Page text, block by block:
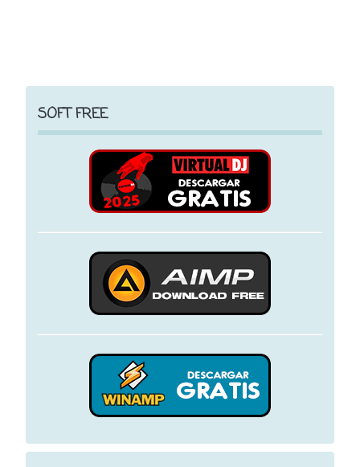
SOFT FREE